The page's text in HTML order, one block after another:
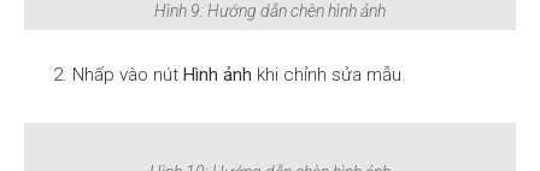
Hình 9: Hướng dẫn chèn hình ảnh
2. Nhấp vào nút Hình ảnh khi chỉnh sửa mẫu.